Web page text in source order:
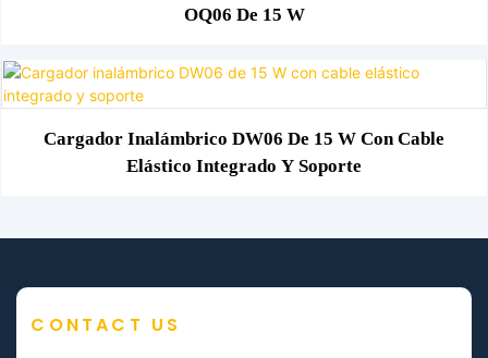
OQ06 De 15 W
Cargador Inalámbrico DW06 De 15 W Con Cable
Elástico Integrado Y Soporte
CONTACT US